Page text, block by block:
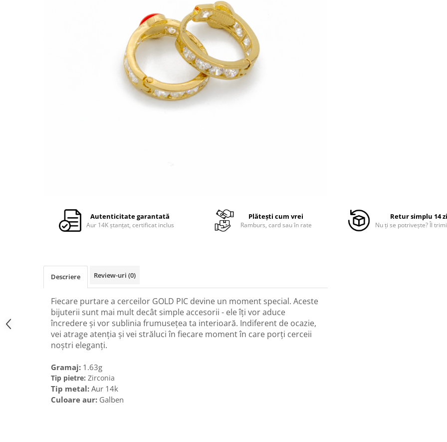
Autenticitate garantată
Aur 14K ștanțat, certificat inclus
Plătești cum vrei
Ramburs, card sau în rate
Retur simplu 14
Nu ți se potrivește? Îl
Descriere Review-uri (0)
Fiecare purtare a cerceilor GOLD PIC devine un moment special. Aceste
bijuterii sunt mai mult decât simple accesorii - ele îți vor aduce
încredere și vor sublinia frumusețea ta interioară. Indiferent de ocazie,
vei atrage atenția și vei străluci în fiecare moment în care porți cerceii
noștri eleganți.
Gramaj: 1.63g
Tip pietre: Zirconia
Tip metal: Aur 14k
Culoare aur: Galben